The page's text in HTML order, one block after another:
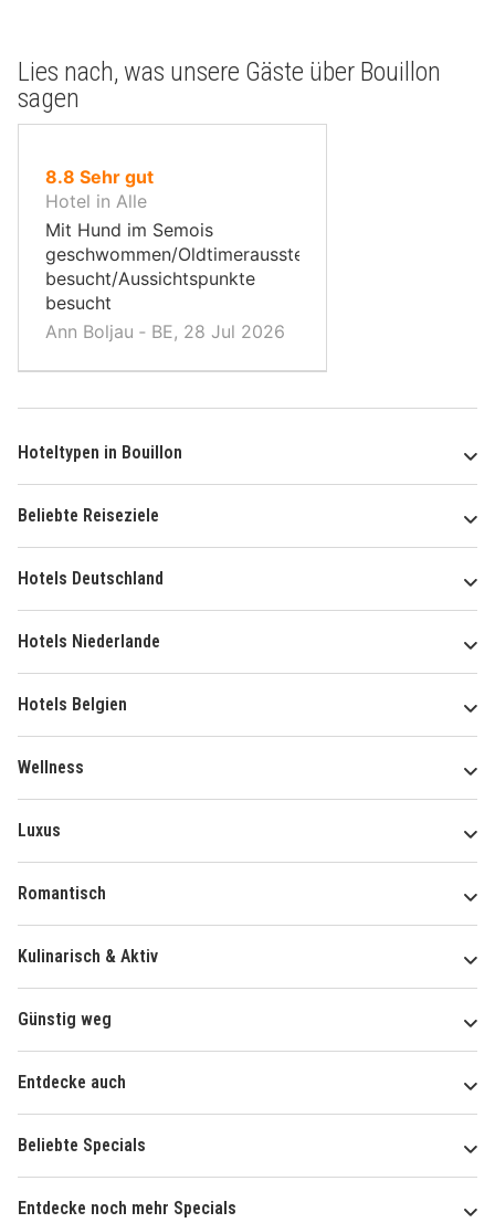
Lies nach, was unsere Gäste über Bouillon
sagen
8.8 von
10,
Sehr gut
Hotel in Alle
Mit Hund im Semois
geschwommen/Oldtimerausstellung
besucht/Aussichtspunkte
besucht
Ann Boljau ‐ BE, 28 Jul 2026
Hoteltypen in Bouillon
Beliebte Reiseziele
Hotels Deutschland
Hotels Niederlande
Hotels Belgien
Wellness
Luxus
Romantisch
Kulinarisch & Aktiv
Günstig weg
Entdecke auch
Beliebte Specials
Entdecke noch mehr Specials